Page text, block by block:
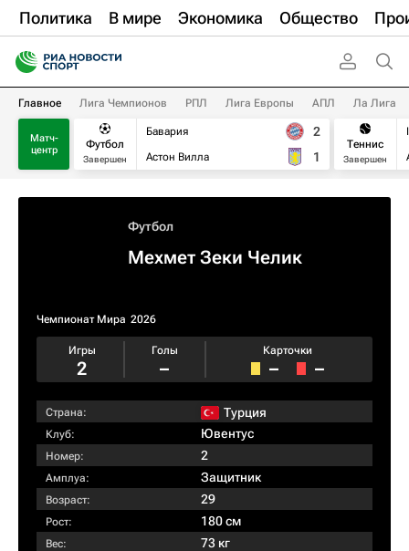
Политика В мире Экономика Общество
Главное Лига Чемпионов РПЛ Лига Европы АПЛ Ла Лига
Матч-
центр
Футбол
Завершен
Бавария
Астон Вилла
2
1
Теннис
Завершен
Футбол
Мехмет Зеки Челик
Чемпионат Мира 2026
Игры
2
Голы
–
Карточки
– –
Страна: Турция
Клуб: Ювентус
Номер: 2
Амплуа: Защитник
Возраст: 29
Рост: 180 см
Вес: 73 кг